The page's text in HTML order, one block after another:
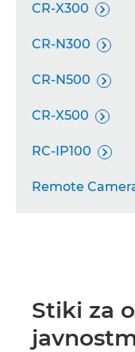
CR-X300 
CR-N300 
CR-N500 
CR-X500 
RC-IP100 
Remote
Stiki za